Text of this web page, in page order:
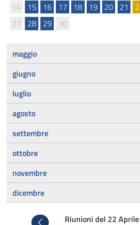
14
15 16 17 18 19 20 21
27
28 29 30
maggio
giugno
luglio
agosto
settembre
ottobre
novembre
dicembre
PrecedenteRiunioni del 22